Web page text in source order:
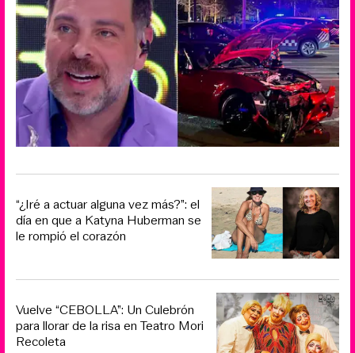
“¿Iré a actuar alguna vez más?”: el
día en que a Katyna Huberman se
le rompió el corazón
Vuelve “CEBOLLA”: Un Culebrón
para llorar de la risa en Teatro Mori
Recoleta